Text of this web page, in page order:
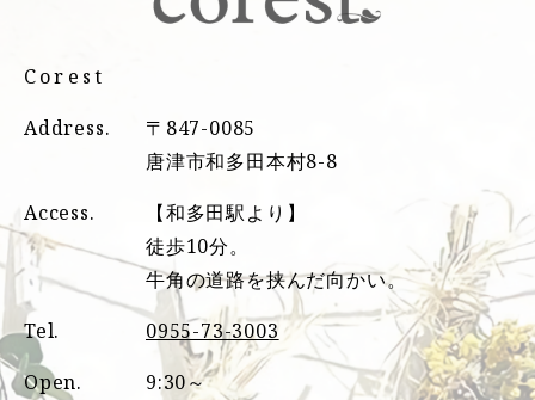
Corest
Address.
〒847-0085
唐津市和多田本村8-8
Access.
【和多田駅より】
徒歩10分。
牛角の道路を挟んだ向かい。
Tel.
0955-73-3003
Open.
9:30～